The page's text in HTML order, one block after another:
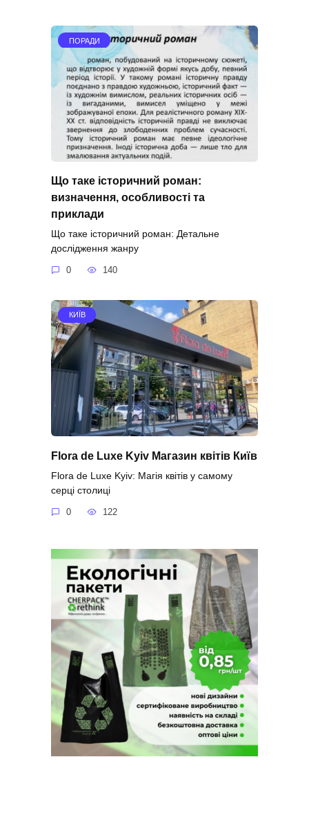
ПОРАДИ
Що таке історичний роман:
визначення, особливості та
приклади
Що таке історичний роман: Детальне
дослідження жанру
0 140
КИЇВ
Flora de Luxe Kyiv Магазин квітів Київ
Flora de Luxe Kyiv: Магія квітів у самому
серці столиці
0 122